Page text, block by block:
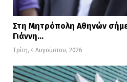
Στη Μητρόπολη Αθηνών
Γιάννη…
Τρίτη, 4 Αυγούστου, 2026